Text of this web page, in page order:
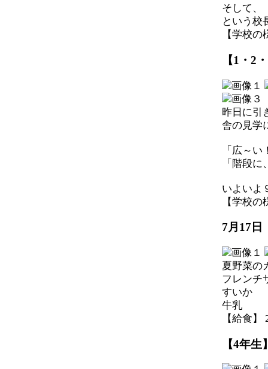
そして、
という校
【学校
【1・2
昨日に引
舎の見学
「広～い
「階段
いよいよ
【学校
7月17日
夏野菜の
フレンチ
すいか
牛乳
【給食
【4年